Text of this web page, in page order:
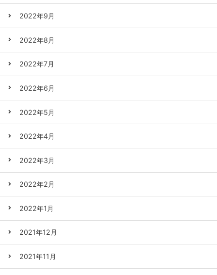
2022年9月
2022年8月
2022年7月
2022年6月
2022年5月
2022年4月
2022年3月
2022年2月
2022年1月
2021年12月
2021年11月